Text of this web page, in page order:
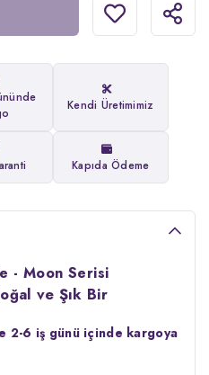
Kendi Üretimimiz
Kapıda Ödeme
- Moon Serisi
ve Şık Bir
2-6 iş günü içinde kargoya